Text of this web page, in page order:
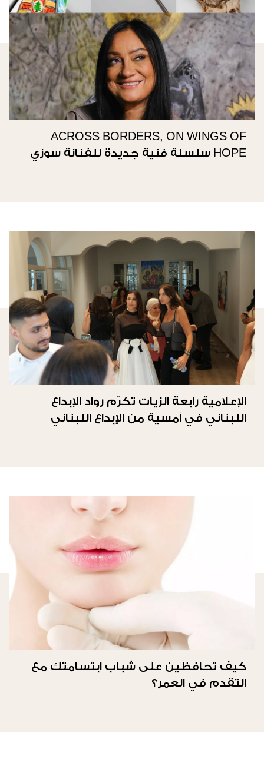
ACROSS BORDERS, ON WINGS OF
HOPE سلسلة فنية جديدة للفنانة سوزي
الإعلامية رابعة الزيات تكرّم رواد الإبداع
اللبناني في أمسية من الإبداع اللبناني
كيف تحافظين على شباب ابتسامتك مع
التقدم في العمر؟